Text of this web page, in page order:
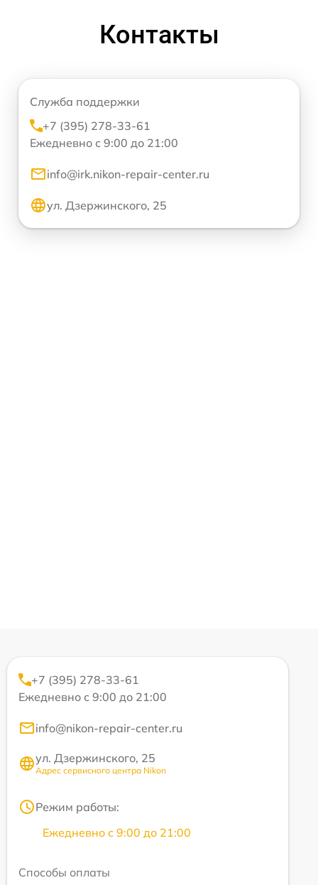
Контакты
Служба поддержки
+7 (395) 278-33-61
Ежедневно с 9:00 до 21:00
info@irk.nikon-repair-center.ru
ул. Дзержинского, 25
+7 (395) 278-33-61
Ежедневно с 9:00 до 21:00
info@nikon-repair-center.ru
ул. Дзержинского, 25
Адрес сервисного центра Nikon
Режим работы:
Ежедневно с 9:00 до 21:00
Способы оплаты